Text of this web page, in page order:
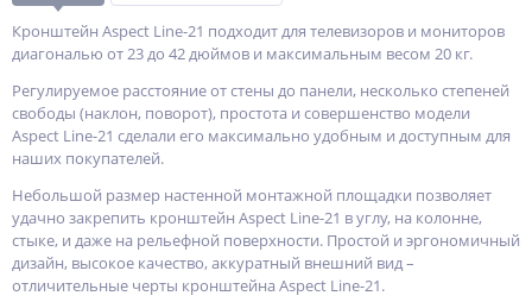
Кронштейн Aspect Line-21 подходит для телевизоров и мониторов
диагональю от 23 до 42 дюймов и максимальным весом 20 кг.
Регулируемое расстояние от стены до панели, несколько степеней
свободы (наклон, поворот), простота и совершенство модели
Aspect Line-21 сделали его максимально удобным и доступным для
наших покупателей.
Небольшой размер настенной монтажной площадки позволяет
удачно закрепить кронштейн Aspect Line-21 в углу, на колонне,
стыке, и даже на рельефной поверхности. Простой и эргономичный
дизайн, высокое качество, аккуратный внешний вид –
отличительные черты кронштейна Aspect Line-21.